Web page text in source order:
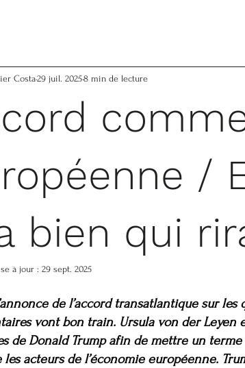
/
bien qui
Costa29 juil. 20258 min de lecture
à jour : 29 sept. 2025
de l’accord transatlantique sur les
vont bon train. Ursula von der Leyen
de Donald Trump afin de mettre un
les acteurs de l’économie européenne.